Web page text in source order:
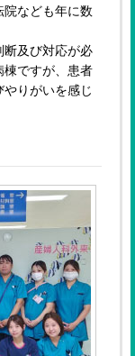
院なども年に数
断及び対応が必
棟ですが、患者
りがいを感じ